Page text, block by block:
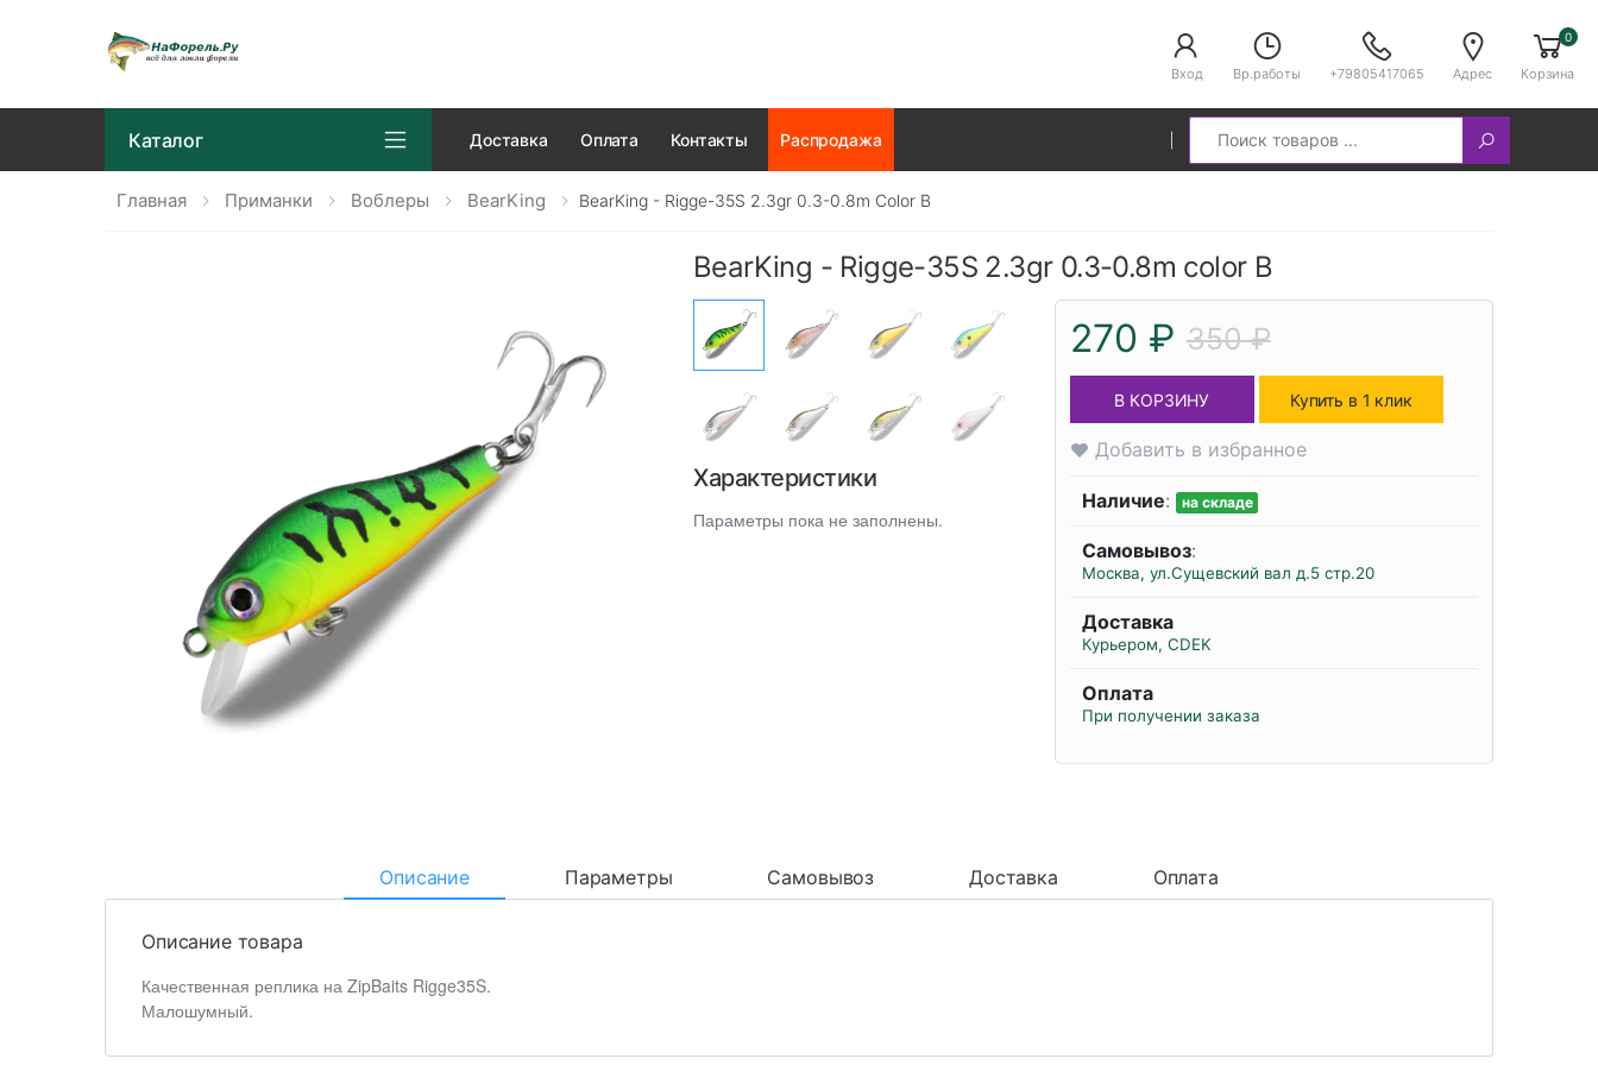
Вход Вр.работы +79805417065 Адрес
0
Корзина
Каталог Доставка Оплата Контакты Распродажа
Search
Главная Приманки Воблеры BearKing BearKing - Rigge-35S 2.3gr 0.3-0.8m Color B
BearKing - Rigge-35S 2.3gr 0.3-0.8m color B
Характеристики
Параметры пока не заполнены.
270 ₽ 350 ₽
В КОРЗИНУ Купить в 1 клик
Добавить в избранное
Наличие: на складе
Самовывоз:
Москва, ул.Сущевский вал д.5 стр.20
Доставка
Курьером, CDEK
Оплата
При получении заказа
Описание Параметры Самовывоз Доставка Оплата
Описание товара
Качественная реплика на ZipBaits Rigge35S.
Малошумный.